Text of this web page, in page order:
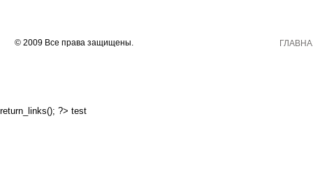
© 2009 Все права защищены.
return_links(); ?> test